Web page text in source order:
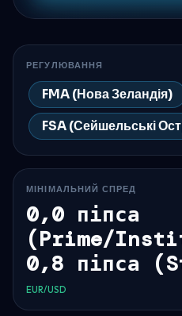
РЕГУЛЮВАННЯ
FMA (Нова Зеландія)
FSA (Сейшельські
МІНІМАЛЬНИЙ СПРЕД
0,0 піпса
(Prime/
0,8 піпса
EUR/USD